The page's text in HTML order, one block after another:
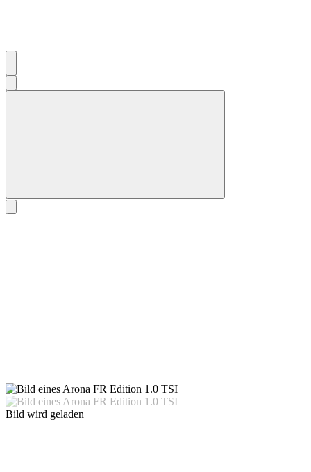
Bild wird geladen